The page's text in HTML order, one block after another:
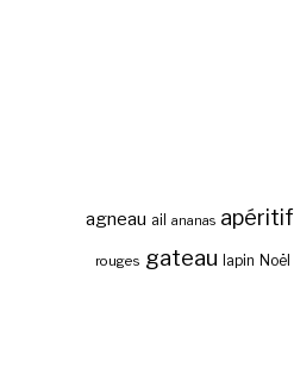
agneau ail ananas apéritif
rouges gateau lapin Noël